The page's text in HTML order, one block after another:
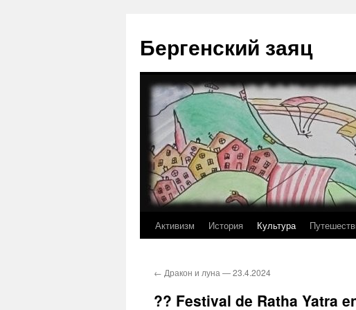
содержимому
Бергенский заяц
Активизм История Культура
← Дракон и луна — 23.4.2024
?? Festival de Ratha Yatra